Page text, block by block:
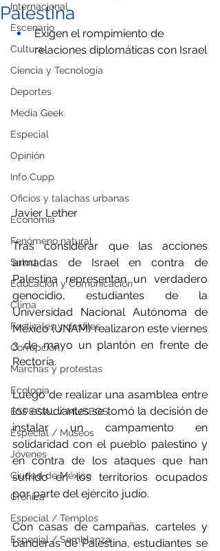
Internacional
Escenario
Cultura
Ciencia y Tecnología
Deportes
Media Geek
Especial
Opinión
Info Cupp
Oficios y talachas urbanas
Economía
Fenómeno natural
Salud
Educación y Comunicación
Clima
Festivales y desfiles
Corrupción
Marchas y protestas
Ecología
ESPECIAL / MUSEOS
Especial / Museos
Jóvenes
Ciudad de México
Crónica
Especial / Templos
Especial / Semblanza
Palestina
Exigen el rompimiento de
relaciones diplomáticas con Israel
Javier Lether
Tras considerar que las acciones
armadas de Israel en contra de
Palestina representan un verdadero
genocidio, estudiantes de la
Universidad Nacional Autónoma de
México (UNAM) realizaron este viernes
3 de mayo un plantón en frente de
Rectoría.
Luego de realizar una asamblea entre
los estudiantes se tomó la decisión de
instalar un campamento en
solidaridad con el pueblo palestino y
en contra de los ataques que han
sufrido en los territorios ocupados
por parte del ejército judío.
Con casas de campañas, carteles y
banderas de Palestina, estudiantes se